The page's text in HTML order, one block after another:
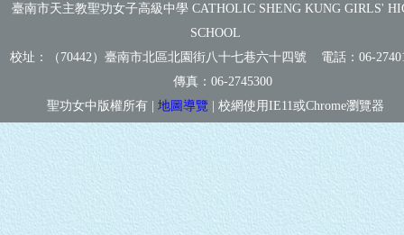
臺南市天主教聖功女子高級中學 CATHOLIC SHENG KUNG GIRLS'
SCHOOL
校址：（70442）臺南市北區北園街八十七巷六十四號 電話：06-
傳真： 06-2745300
聖功女中版權所有 | 地圖導覽 | 校網使用IE11或Chrome瀏覽器